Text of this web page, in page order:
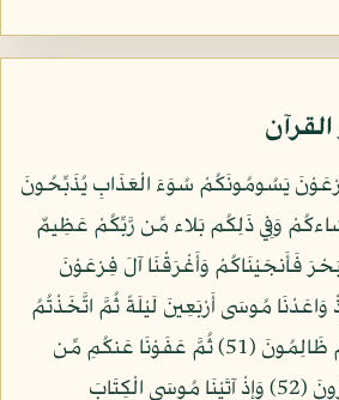
يَسُومُونَكُمْ سُوَءَ الْعَذَابِ يُذَبِّحُونَ
وَفِي ذَلِكُم بَلاء مِّن رَّبِّكُمْ عَظِيمٌ
فَأَنجَيْنَاكُمْ وَأَغْرَقْنَا آلَ فِرْعَوْنَ
تَنظُرُونَ (50) وَإِذْ وَاعَدْنَا مُوسَى أَرْبَعِينَ لَيْلَةً ثُمَّ اتَّخَذْتُمُ
الْعِجْلَ مِن بَعْدِهِ وَأَنتُمْ ظَالِمُونَ (51) ثُمَّ عَفَوْنَا عَنكُمِ مِّن
بَعْدِ ذَلِكَ لَعَلَّكُمْ تَشْكُرُونَ (52) وَإِذْ آتَيْنَا مُوسَى الْكِتَابَ